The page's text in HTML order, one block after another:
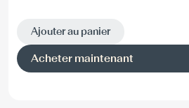
Ajouter au panier
Acheter maintenant